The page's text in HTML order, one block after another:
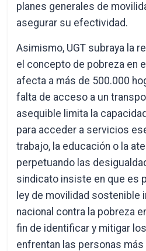
planes generales de
asegurar su efectividad.
Asimismo, UGT subraya la
el concepto de pobreza en
afecta a más de 500.000
falta de acceso a un
asequible limita la
para acceder a servicios
trabajo, la educación o la
perpetuando las
sindicato insiste en que es
ley de movilidad sostenible
nacional contra la pobreza
fin de identificar y mitigar
enfrentan las personas